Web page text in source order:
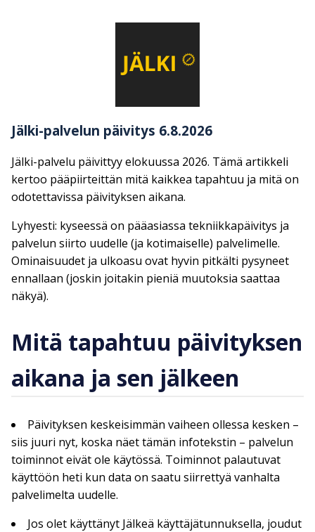
Jälki-palvelun päivitys 6.8.2026
Jälki-palvelu päivittyy elokuussa 2026. Tämä artikkeli
kertoo pääpiirteittän mitä kaikkea tapahtuu ja mitä on
odotettavissa päivityksen aikana.
Lyhyesti: kyseessä on pääasiassa tekniikkapäivitys ja
palvelun siirto uudelle (ja kotimaiselle) palvelimelle.
Ominaisuudet ja ulkoasu ovat hyvin pitkälti pysyneet
ennallaan (joskin joitakin pieniä muutoksia saattaa
näkyä).
Mitä tapahtuu päivityksen
aikana ja sen jälkeen
Päivityksen keskeisimmän vaiheen ollessa kesken –
siis juuri nyt, koska näet tämän infotekstin – palvelun
toiminnot eivät ole käytössä. Toiminnot palautuvat
käyttöön heti kun data on saatu siirrettyä vanhalta
palvelimelta uudelle.
Jos olet käyttänyt Jälkeä käyttäjätunnuksella, joudut